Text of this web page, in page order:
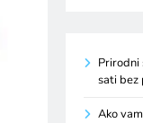
Prirodni
sati bez
Ako